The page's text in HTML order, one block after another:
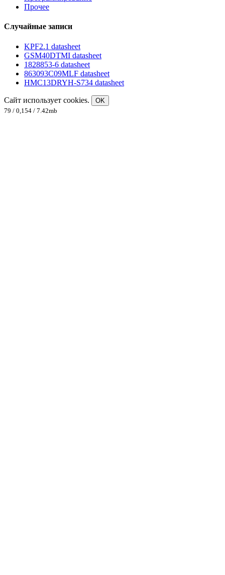
Прочее
Случайные записи
KPF2.1 datasheet
GSM40DTMI datasheet
1828853-6 datasheet
863093C09MLF datasheet
HMC13DRYH-S734 datasheet
Сайт использует cookies.
OK
79 / 0,154 / 7.42mb